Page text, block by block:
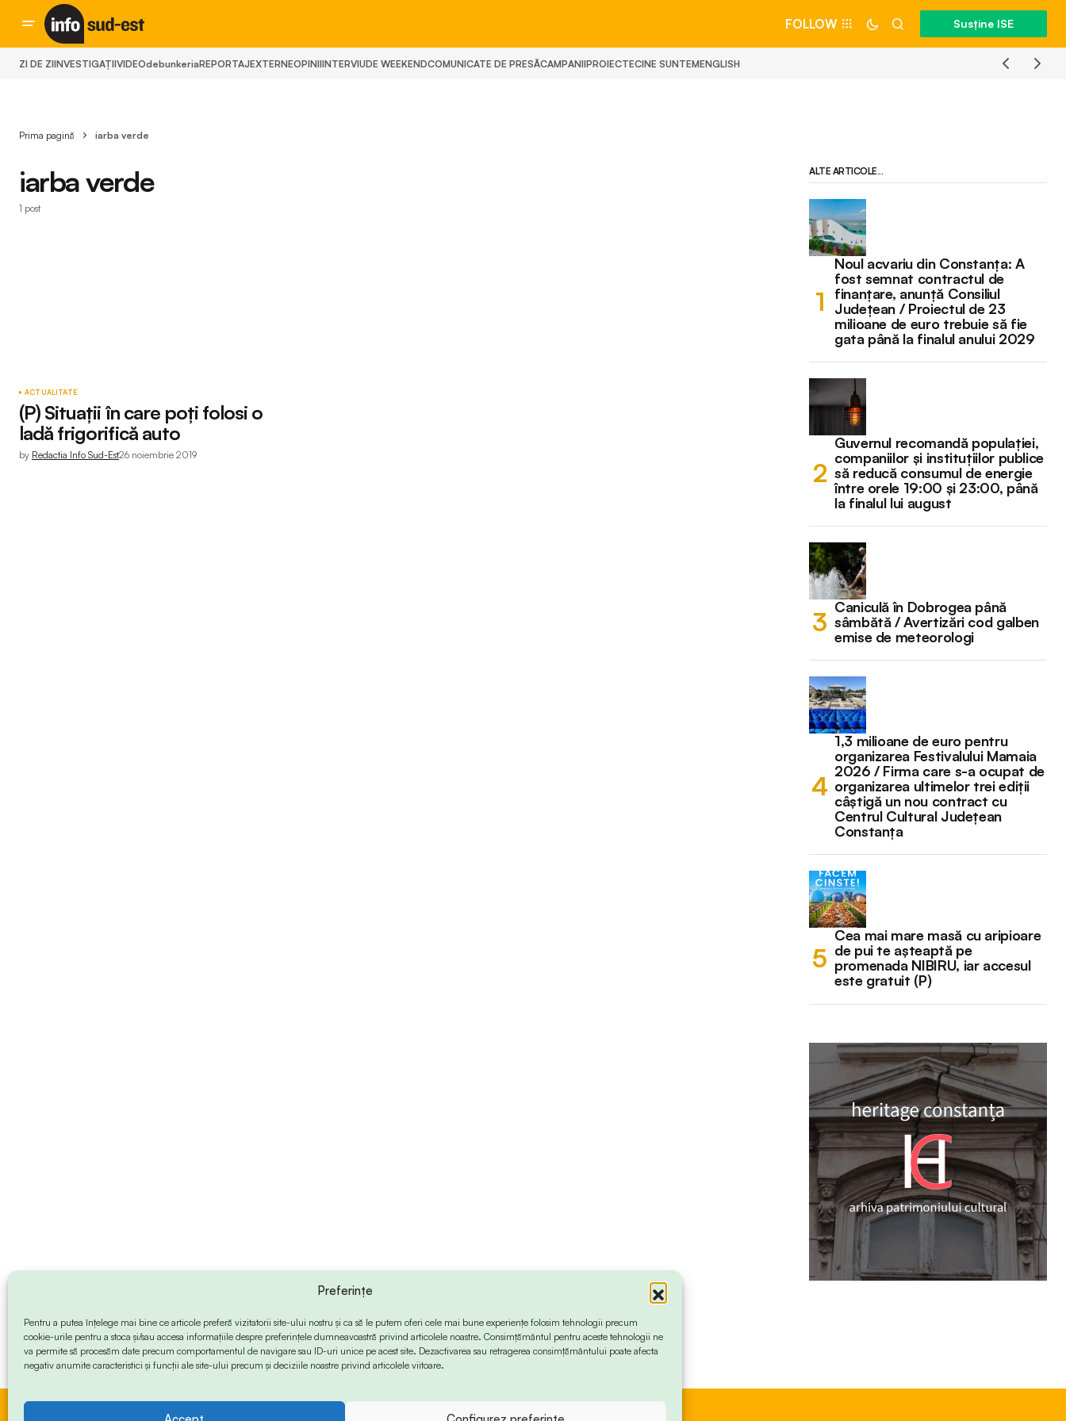
Preferințe
Pentru a putea înțelege mai bine ce articole preferă vizitatorii site-ului nostru și ca să le putem oferi cele mai bune experiențe folosim tehnologii precum
cookie-urile pentru a stoca și/sau accesa informațiile despre preferințele dumneavoastră privind articolele noastre. Consimțământul pentru aceste tehnologii ne
va permite să procesăm date precum comportamentul de navigare sau ID-uri unice pe acest site. Dezactivarea sau retragerea consimțământului poate afecta
negativ anumite caracteristici și funcții ale site-ului precum și deciziile noastre privind articolele viitoare.
FOLLOW Susține ISE
ZI DE ZIINVESTIGAȚIIVIDEOdebunkeriaREPORTAJEXTERNEOPINIIINTERVIUDE WEEKENDCOMUNICATE DE PRESĂCAMPANIIPROIECTECINE SUNTEMENGLISH
Prima pagină iarba verde
iarba verde
1 post
ACTUALITATE
(P) Situații în care poți folosi o
ladă frigorifică auto
by Redactia Info Sud-Est26 noiembrie 2019
ALTE ARTICOLE...
Noul acvariu din Constanța: A
fost semnat contractul de
finanțare, anunță Consiliul
Județean / Proiectul de 23
milioane de euro trebuie să fie
gata până la finalul anului 2029
Guvernul recomandă populației,
companiilor și instituțiilor publice
să reducă consumul de energie
între orele 19:00 și 23:00, până
la finalul lui august
Caniculă în Dobrogea până
sâmbătă / Avertizări cod galben
emise de meteorologi
1,3 milioane de euro pentru
organizarea Festivalului Mamaia
2026 / Firma care s-a ocupat de
organizarea ultimelor trei ediții
câștigă un nou contract cu
Centrul Cultural Județean
Constanța
Cea mai mare masă cu aripioare
de pui te așteaptă pe
promenada NIBIRU, iar accesul
este gratuit (P)